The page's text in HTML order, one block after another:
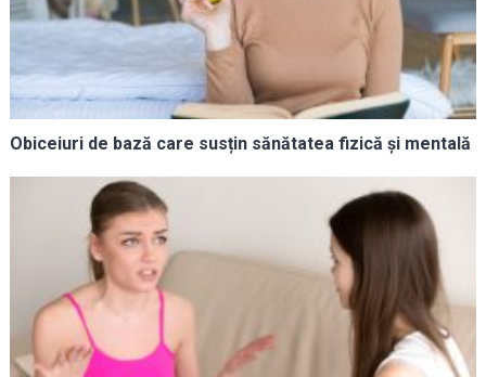
Obiceiuri de bază care susțin sănătatea fizică și mentală